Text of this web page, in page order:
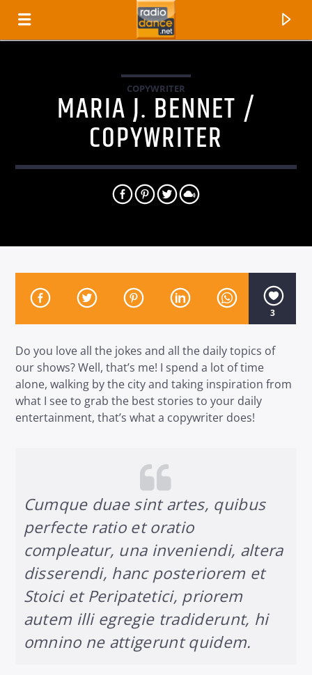
TÍTULO
ARTISTA
Radio dance
COPYWRITER
MARIA J. BENNET /
COPYWRITER
3
Do you love all the jokes and all the daily topics of
our shows? Well, that’s me! I spend a lot of time
alone, walking by the city and taking inspiration from
what I see to grab the best stories to your daily
entertainment, that’s what a copywriter does!
Cumque duae sint artes, quibus
perfecte ratio et oratio
compleatur, una inveniendi, altera
disserendi, hanc posteriorem et
Stoici et Peripatetici, priorem
autem illi egregie tradiderunt, hi
omnino ne attigerunt quidem.